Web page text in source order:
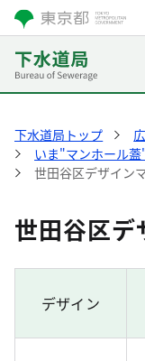
下水道局トップ
いま"マンホール蓋
世田谷区デザイン
世田谷区
デザイン